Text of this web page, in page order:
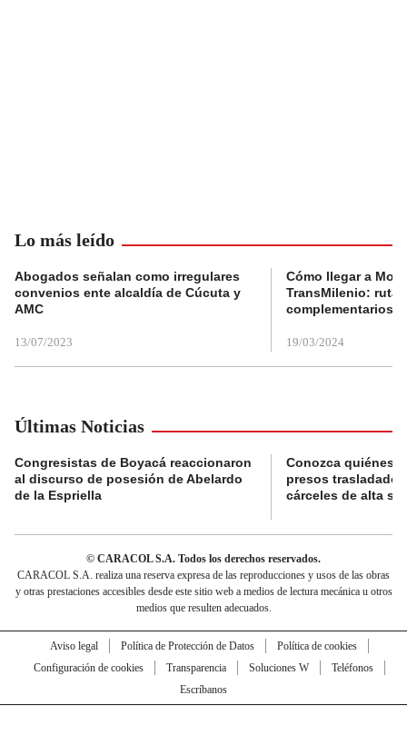
Lo más leído
Abogados señalan como irregulares
convenios ente alcaldía de Cúcuta y
AMC
13/07/2023
Cómo llegar a
TransMilenio:
complementarios
19/03/2024
Últimas Noticias
Congresistas de Boyacá reaccionaron
al discurso de posesión de Abelardo
de la Espriella
Conozca quiénes
presos
cárceles de alta
© CARACOL S.A. Todos los derechos reservados.
CARACOL S.A. realiza una reserva expresa de las reproducciones y usos de las obras
y otras prestaciones accesibles desde este sitio web a medios de lectura mecánica u otros
medios que resulten adecuados.
Aviso legal Política de Protección de Datos
Política de cookies
Configuración de cookies
Transparencia Soluciones W
Teléfonos
Escríbanos